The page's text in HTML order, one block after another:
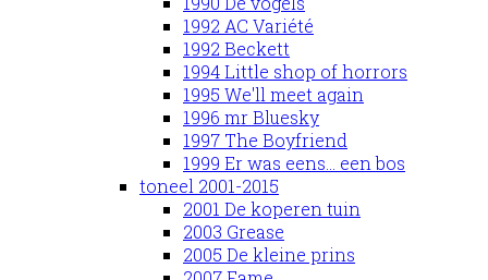
1992 AC Variété
1992 Beckett
1994 Little shop of horrors
1995 We'll meet again
1996 mr Bluesky
1997 The Boyfriend
1999 Er was eens... een bos
toneel 2001-2015
2001 De koperen tuin
2003 Grease
2005 De kleine prins